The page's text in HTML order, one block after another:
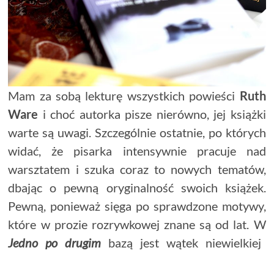
Mam za sobą lekturę wszystkich powieści Ruth
Ware i choć autorka pisze nierówno, jej książki
warte są uwagi. Szczególnie ostatnie, po których
widać, że pisarka intensywnie pracuje nad
warsztatem i szuka coraz to nowych tematów,
dbając o pewną oryginalność swoich książek.
Pewną, ponieważ sięga po sprawdzone motywy,
które w prozie rozrywkowej znane są od lat. W
Jedno po drugim bazą jest wątek niewielkiej